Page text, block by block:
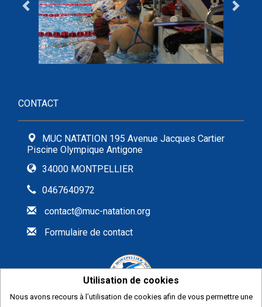
CONTACT
MUC NATATION 195 Avenue Jacques Cartier
Piscine Olympique Antigone
34000 MONTPELLIER
0467640972
contact@muc-natation.org
Formulaire de contact
Utilisation de cookies
Nous avons recours à l'utilisation de cookies afin de vous permettre une